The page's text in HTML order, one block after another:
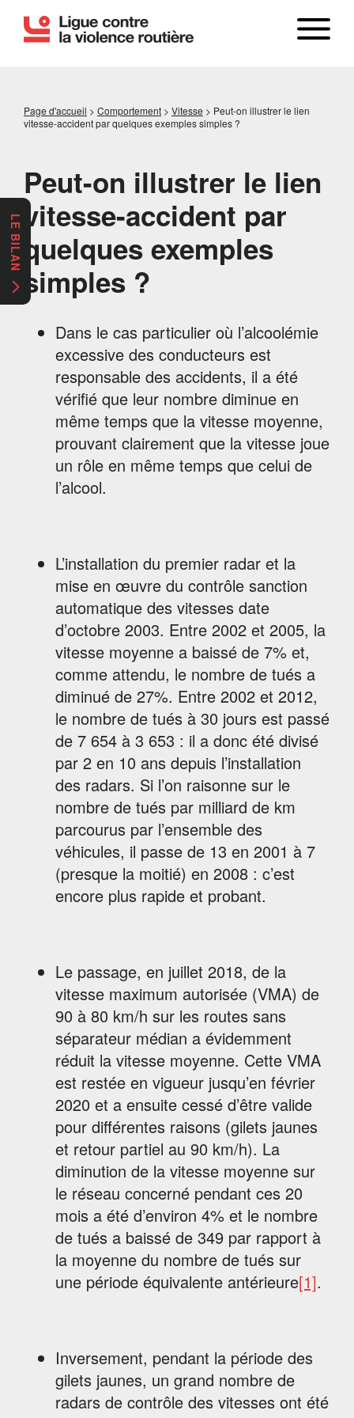
Page d'accueil > Comportement > Vitesse > Peut-on illustrer le lien
vitesse-accident par quelques exemples simples ?
Peut-on illustrer le lien
vitesse-accident par
quelques exemples
simples ?
Dans le cas particulier où l’alcoolémie
excessive des conducteurs est
responsable des accidents, il a été
vérifié que leur nombre diminue en
même temps que la vitesse moyenne,
prouvant clairement que la vitesse joue
un rôle en même temps que celui de
l’alcool.
L’installation du premier radar et la
mise en œuvre du contrôle sanction
automatique des vitesses date
d’octobre 2003. Entre 2002 et 2005, la
vitesse moyenne a baissé de 7% et,
comme attendu, le nombre de tués a
diminué de 27%. Entre 2002 et 2012,
le nombre de tués à 30 jours est passé
de 7 654 à 3 653 : il a donc été divisé
par 2 en 10 ans depuis l’installation
des radars. Si l’on raisonne sur le
nombre de tués par milliard de km
parcourus par l’ensemble des
véhicules, il passe de 13 en 2001 à 7
(presque la moitié) en 2008 : c’est
encore plus rapide et probant.
Le passage, en juillet 2018, de la
vitesse maximum autorisée (VMA) de
90 à 80 km/h sur les routes sans
séparateur médian a évidemment
réduit la vitesse moyenne. Cette VMA
est restée en vigueur jusqu’en février
2020 et a ensuite cessé d’être valide
pour différentes raisons (gilets jaunes
et retour partiel au 90 km/h). La
diminution de la vitesse moyenne sur
le réseau concerné pendant ces 20
mois a été d’environ 4% et le nombre
de tués a baissé de 349 par rapport à
la moyenne du nombre de tués sur
une période équivalente antérieure[1].
Inversement, pendant la période des
gilets jaunes, un grand nombre de
radars de contrôle des vitesses ont été
LE BILAN